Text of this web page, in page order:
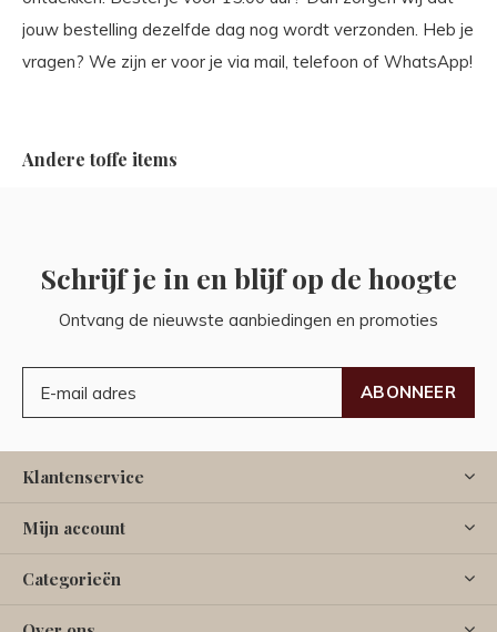
jouw bestelling dezelfde dag nog wordt verzonden. Heb je
vragen? We zijn er voor je via mail, telefoon of WhatsApp!
Andere toffe items
Schrijf je in en blijf op de hoogte
Ontvang de nieuwste aanbiedingen en promoties
ABONNEER
Klantenservice
Mijn account
Categorieën